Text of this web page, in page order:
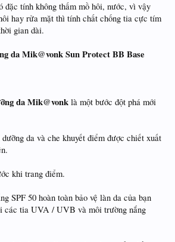
đặc tính không thấm mồ hôi, nước, vì vậy
hay rửa mặt thì tính chất chống tia cực tím
gian dài.
da Mik@vonk Sun Protect BB Base
da Mik@vonk là một bước đột phá mới
da và che khuyết điểm được chiết xuất
khi trang điểm.
SPF 50 hoàn toàn bảo vệ làn da của bạn
các tia UVA / UVB và môi trường nắng